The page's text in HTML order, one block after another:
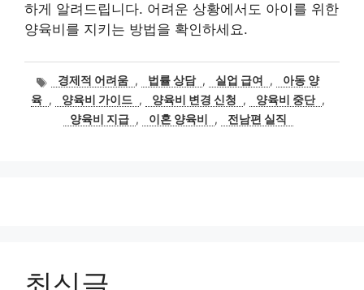
하게 알려드립니다. 어려운 상황에서도 아이를 위한
양육비를 지키는 방법을 확인하세요.
태경제적 어려움 , 법률 상담 , 실업 급여 ,
아동 양
육 , 양육비 가이드 , 양육비 변경 신청 , 양육비 중단 ,
양육비 지급 , 이혼 양육비 , 전남편 실직